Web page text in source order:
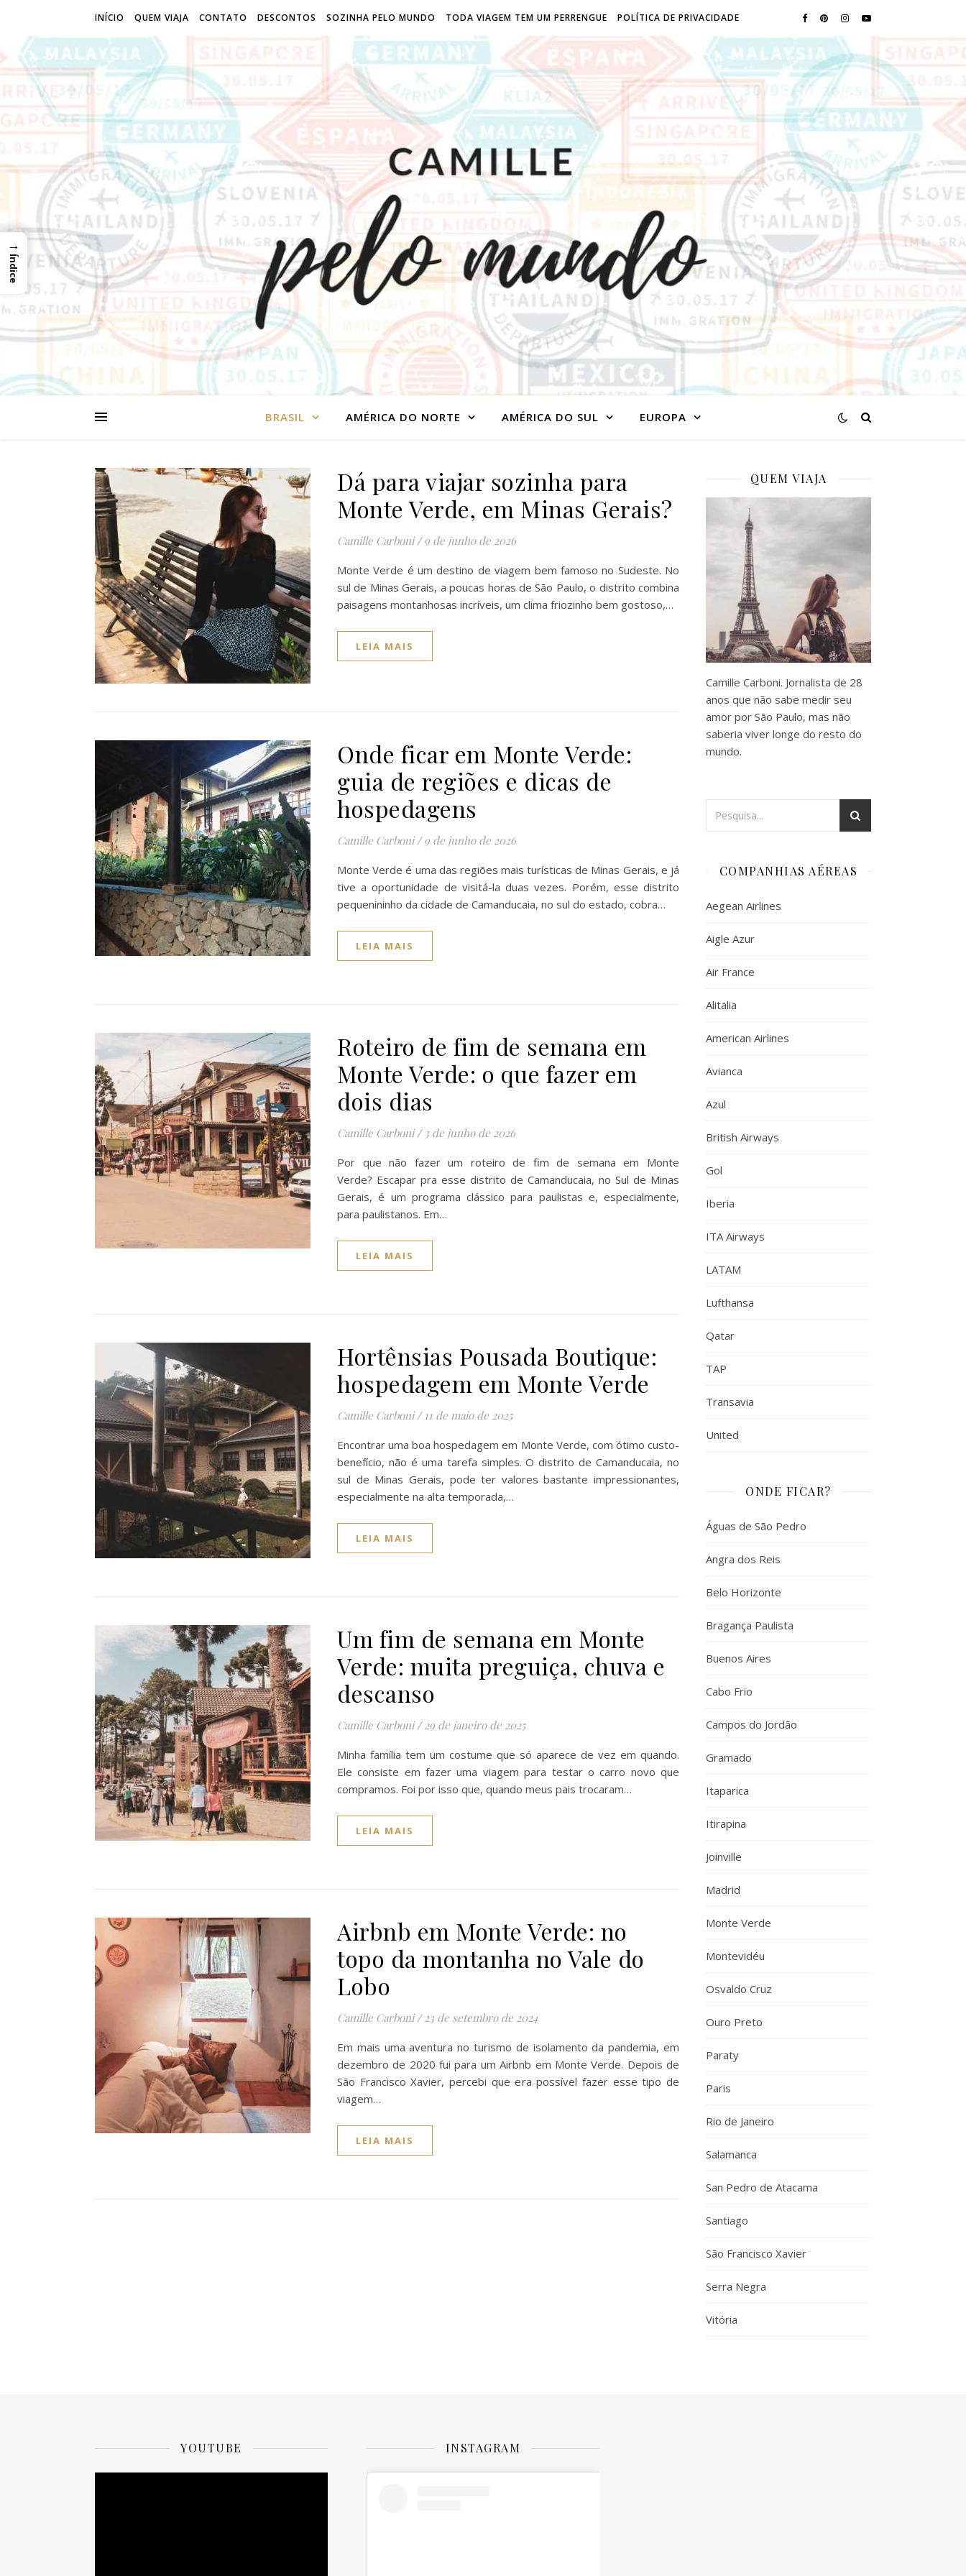
INÍCIO QUEM VIAJA CONTATO DESCONTOS SOZINHA PELO MUNDO TODA VIAGEM TEM UM PERRENGUE POLÍTICA DE PRIVACIDADE
BRASIL AMÉRICA DO NORTE AMÉRICA DO SUL EUROPA
Dá para viajar sozinha para
Monte Verde, em Minas Gerais?
Camille Carboni / 9 de junho de 2026
Monte Verde é um destino de viagem bem famoso no Sudeste. No
sul de Minas Gerais, a poucas horas de São Paulo, o distrito combina
paisagens montanhosas incríveis, um clima friozinho bem gostoso,…
LEIA MAIS
Onde ficar em Monte Verde:
guia de regiões e dicas de
hospedagens
Camille Carboni / 9 de junho de 2026
Monte Verde é uma das regiões mais turísticas de Minas Gerais, e já
tive a oportunidade de visitá-la duas vezes. Porém, esse distrito
pequenininho da cidade de Camanducaia, no sul do estado, cobra…
LEIA MAIS
Roteiro de fim de semana em
Monte Verde: o que fazer em
dois dias
Camille Carboni / 3 de junho de 2026
Por que não fazer um roteiro de fim de semana em Monte
Verde? Escapar pra esse distrito de Camanducaia, no Sul de Minas
Gerais, é um programa clássico para paulistas e, especialmente,
para paulistanos. Em…
LEIA MAIS
Hortênsias Pousada Boutique:
hospedagem em Monte Verde
Camille Carboni / 11 de maio de 2025
Encontrar uma boa hospedagem em Monte Verde, com ótimo custo-
benefício, não é uma tarefa simples. O distrito de Camanducaia, no
sul de Minas Gerais, pode ter valores bastante impressionantes,
especialmente na alta temporada,…
LEIA MAIS
Um fim de semana em Monte
Verde: muita preguiça, chuva e
descanso
Camille Carboni / 29 de janeiro de 2025
Minha família tem um costume que só aparece de vez em quando.
Ele consiste em fazer uma viagem para testar o carro novo que
compramos. Foi por isso que, quando meus pais trocaram…
LEIA MAIS
Airbnb em Monte Verde: no
topo da montanha no Vale do
Lobo
Camille Carboni / 23 de setembro de 2024
Em mais uma aventura no turismo de isolamento da pandemia, em
dezembro de 2020 fui para um Airbnb em Monte Verde. Depois de
São Francisco Xavier, percebi que era possível fazer esse tipo de
viagem…
LEIA MAIS
QUEM VIAJA
Camille Carboni. Jornalista de 28
anos que não sabe medir seu
amor por São Paulo, mas não
saberia viver longe do resto do
mundo.
COMPANHIAS AÉREAS
Aegean Airlines
Aigle Azur
Air France
Alitalia
American Airlines
Avianca
Azul
British Airways
Gol
Iberia
ITA Airways
LATAM
Lufthansa
Qatar
TAP
Transavia
United
ONDE FICAR?
Águas de São Pedro
Angra dos Reis
Belo Horizonte
Bragança Paulista
Buenos Aires
Cabo Frio
Campos do Jordão
Gramado
Itaparica
Itirapina
Joinville
Madrid
Monte Verde
Montevidéu
Osvaldo Cruz
Ouro Preto
Paraty
Paris
Rio de Janeiro
Salamanca
San Pedro de Atacama
Santiago
São Francisco Xavier
Serra Negra
Vitória
YOUTUBE INSTAGRAM
→
Índice